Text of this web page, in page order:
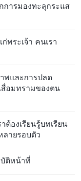
การมองทะลุกระแส
พระเจ้า คนเรา
พและการปลด
สื่อมทรามของตน
ต้องเรียนรู้บทเรียน
ลายรอบตัว
บัติหน้าที่